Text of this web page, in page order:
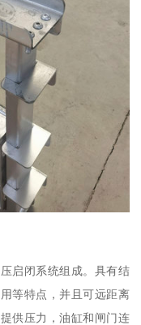
启闭系统组成。具有结
等特点，并且可远距离
供压力，油缸和闸门连